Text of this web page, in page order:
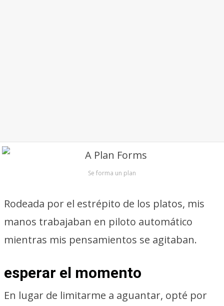
Se forma un plan
Rodeada por el estrépito de los platos, mis
manos trabajaban en piloto automático
mientras mis pensamientos se agitaban.
esperar el momento
En lugar de limitarme a aguantar, opté por